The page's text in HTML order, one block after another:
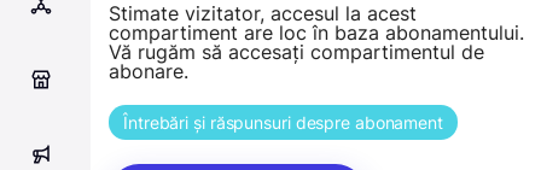
Stimate vizitator, accesul la acest
compartiment are loc în baza abonamentului.
Vă rugăm să accesați compartimentul de
abonare.
Întrebări și răspunsuri despre abonament